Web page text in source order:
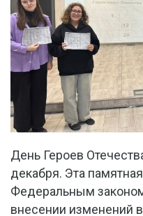
День Героев
декабря. Эта
Федеральным
внесении изменений